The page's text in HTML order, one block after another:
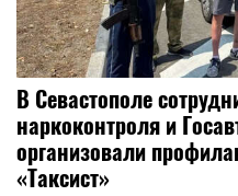
В Севастополе
наркоконтроля и
организовали
«Таксист»